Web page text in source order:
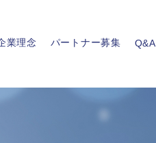
業理念 パートナー募集 Q&A